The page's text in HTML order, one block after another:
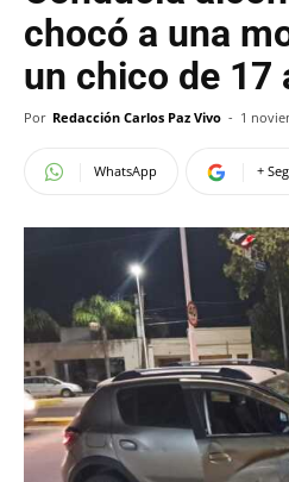
chocó a una
un chico de 17
Por Redacción Carlos Paz Vivo - 1
WhatsApp +